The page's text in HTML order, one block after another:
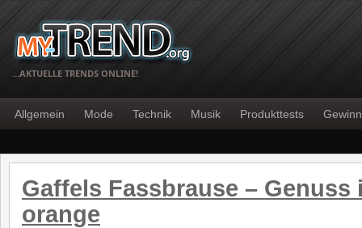
…AKTUELLE TRENDS ONLINE!
Allgemein Mode Technik Musik Produkttests
Gaffels Fassbrause – Genuss
orange